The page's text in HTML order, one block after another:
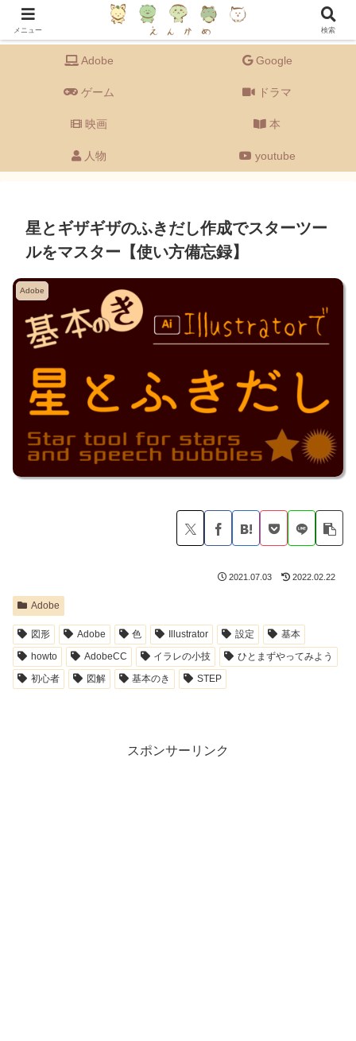
Adobeの備忘録を主に、ドラマ・映画・ゲーム・音楽・youtube・グルメなど
【エンタメ全般】もゆる〜く語るブログです。
Adobe Google
ゲーム ドラマ
映画 本
人物 youtube
星とギザギザのふきだし作成でスターツー
ルをマスター【使い方備忘録】
Adobe
2021.07.03 2022.02.22
Adobe
図形 Adobe 色 Illustrator 設定
基本
howto
AdobeCC イラレの小技
ひとまずやってみよう
初心者
図解 基本のき STEP
スポンサーリンク
メニュー 検索